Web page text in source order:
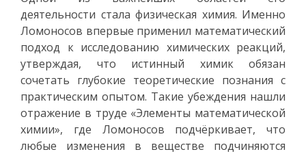
деятельности стала физическая химия. Именно
Ломоносов впервые применил математический
подход к исследованию химических реакций,
утверждая, что истинный химик обязан
сочетать глубокие теоретические познания с
практическим опытом. Такие убеждения нашли
отражение в труде «Элементы математической
химии», где Ломоносов подчёркивает, что
любые изменения в веществе подчиняются